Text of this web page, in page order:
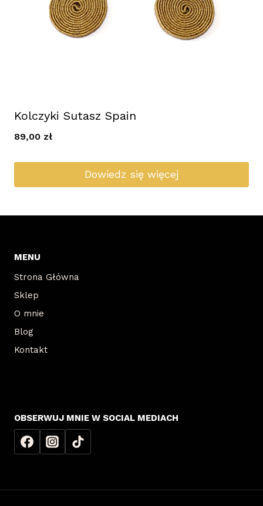
Kolczyki Sutasz Spain
89,00 zł
Dowiedz się więcej
MENU
Strona Główna
Sklep
O mnie
Blog
Kontakt
OBSERWUJ MNIE W SOCIAL MEDIACH